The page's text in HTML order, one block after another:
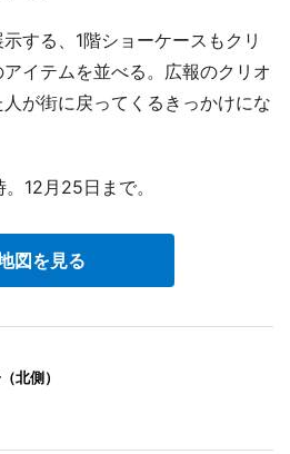
する、1階ショーケースもクリ
イテムを並べる。広報のクリオ
が街に戻ってくるきっかけにな
12月25日まで。
図を見る
北側）